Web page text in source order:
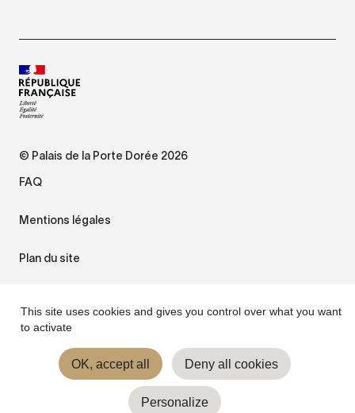
© Palais de la Porte Dorée 2026
FAQ
Mentions légales
Plan du site
Gestion des cookies
This site uses cookies and gives you control over what you want
to activate
OK, accept all Deny all cookies
Personalize